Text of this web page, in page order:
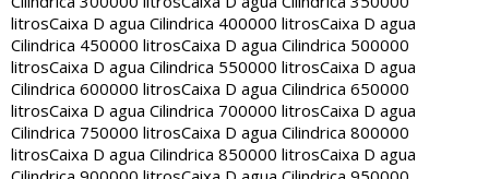
litrosCaixa D agua Cilindrica 400000 litrosCaixa D agua
Cilindrica 450000 litrosCaixa D agua Cilindrica 500000
litrosCaixa D agua Cilindrica 550000 litrosCaixa D agua
Cilindrica 600000 litrosCaixa D agua Cilindrica 650000
litrosCaixa D agua Cilindrica 700000 litrosCaixa D agua
Cilindrica 750000 litrosCaixa D agua Cilindrica 800000
litrosCaixa D agua Cilindrica 850000 litrosCaixa D agua